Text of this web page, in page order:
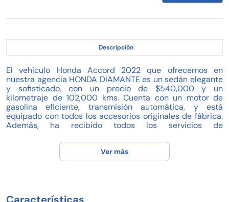
Descripción
El vehículo Honda Accord 2022 que ofrecemos en
nuestra agencia HONDA DIAMANTE es un sedán elegante
y sofisticado, con un precio de $540,000 y un
kilometraje de 102,000 kms. Cuenta con un motor de
gasolina eficiente, transmisión automática, y está
equipado con todos los accesorios originales de fábrica.
Además, ha recibido todos los servicios de
estado y funcionamiento óptimo. En HONDA DIAMANTE
somos expertos profesionales en la venta de automóviles,
por lo que puedes confiar en la calidad y confiabilidad de
Ver más
Características